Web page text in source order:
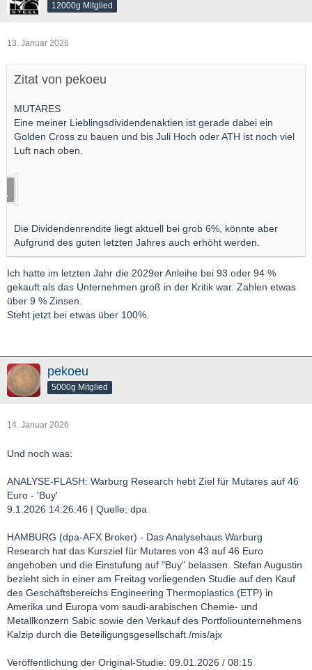
12000g Mitglied
13. Januar 2026
Zitat von pekoeu
MUTARES
Eine meiner Lieblingsdividendenaktien ist gerade dabei ein
Golden Cross zu bauen und bis Juli Hoch oder ATH ist noch viel
Luft nach oben.
Die Dividendenrendite liegt aktuell bei grob 6%, könnte aber
Aufgrund des guten letzten Jahres auch erhöht werden.
Ich hatte im letzten Jahr die 2029er Anleihe bei 93 oder 94 %
gekauft als das Unternehmen groß in der Kritik war. Zahlen etwas
über 9 % Zinsen.
Steht jetzt bei etwas über 100%.
pekoeu
5000g Mitglied
14. Januar 2026
Und noch was:
ANALYSE-FLASH: Warburg Research hebt Ziel für Mutares auf 46
Euro - 'Buy'
9.1.2026 14:26:46 | Quelle: dpa
HAMBURG (dpa-AFX Broker) - Das Analysehaus Warburg
Research hat das Kursziel für Mutares von 43 auf 46 Euro
angehoben und die Einstufung auf "Buy" belassen. Stefan Augustin
bezieht sich in einer am Freitag vorliegenden Studie auf den Kauf
des Geschäftsbereichs Engineering Thermoplastics (ETP) in
Amerika und Europa vom saudi-arabischen Chemie- und
Metallkonzern Sabic sowie den Verkauf des Portfoliounternehmens
Kalzip durch die Beteiligungsgesellschaft./mis/ajx
Veröffentlichung der Original-Studie: 09.01.2026 / 08:15